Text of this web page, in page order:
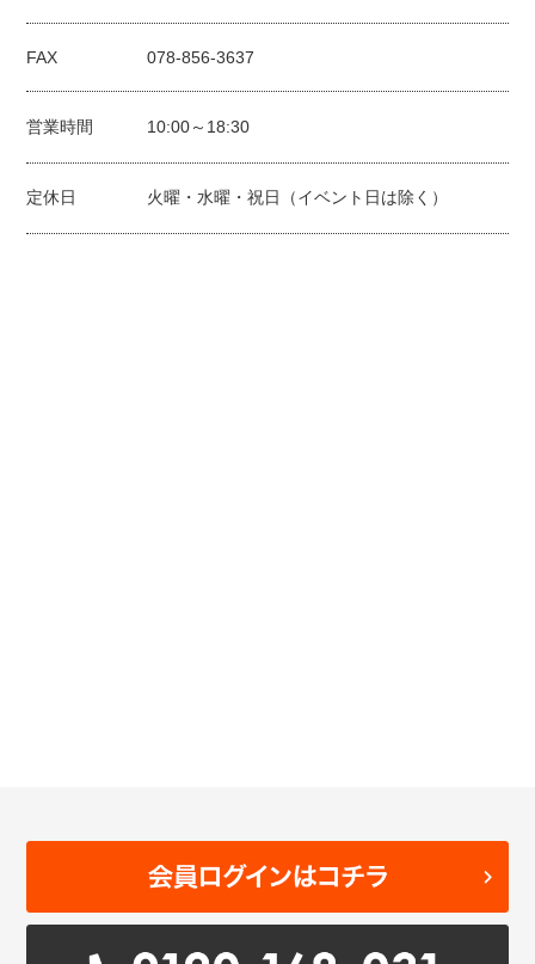
FAX 078-856-3637
営業時間 10:00～18:30
定休日 火曜・水曜・祝日（イベント日は除く）